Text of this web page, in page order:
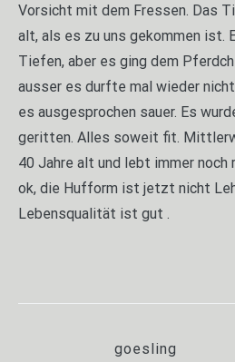
Vorsicht mit dem Fressen. Das
alt, als es zu uns gekommen ist.
Tiefen, aber es ging dem
ausser es durfte mal wieder
es ausgesprochen sauer. Es
geritten. Alles soweit fit.
40 Jahre alt und lebt immer noch
ok, die Hufform ist jetzt nicht
Lebensqualität ist gut .
goesling